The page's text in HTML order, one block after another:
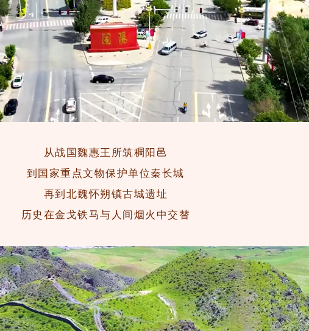
从战国魏惠王所筑稠阳邑
到国家重点文物保护单位秦长城
再到北魏怀朔镇古城遗址
历史在金戈铁马与人间烟火中交替